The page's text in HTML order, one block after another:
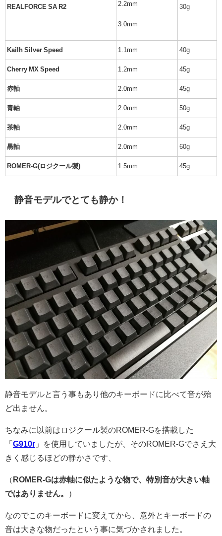
REALFORCE SA R2 2.2mm
3.0mm
30g
Kailh Silver Speed 1.1mm 40g
Cherry MX Speed 1.2mm 45g
赤軸 2.0mm 45g
青軸 2.0mm 50g
茶軸 2.0mm 45g
黒軸 2.0mm 60g
ROMER-G(ロジクール製) 1.5mm 45g
静音モデルでとても静か！
静音モデルと言う事もあり他のキーボードに比べて音が殆
ど出ません。
ちなみに以前はロジクール製のROMER-Gを搭載した
「 G910r 」を使用していましたが、そのROMER-Gでさえ大
きく感じるほどの静かさです、
（ ROMER-Gは赤軸に似たような物で、特別音が大きい軸
ではありません。
）
なのでこのキーボードに変えてから、意外とキーボードの
音は大きな物だったという事に気づかされました。